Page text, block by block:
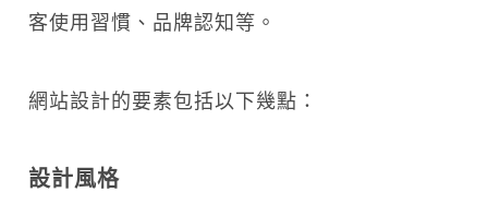
客使用習慣、品牌認知等。
網站設計的要素包括以下幾點：
設計風格